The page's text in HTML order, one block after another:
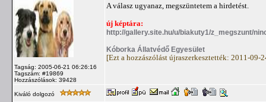
Tagság: 2005-06-21 06:26:16
Tagszám: #19869
Hozzászólások: 39428
A válasz ugyanaz, megszüntetem a hirdetést.
új képtára:
http://gallery.site.hu/u/biakuty1/z_megszunt/
Kóborka Állatvédő Egyesület
[Ezt a hozzászólást újraszerkesztették: 2011-09-
Kiváló dolgozó